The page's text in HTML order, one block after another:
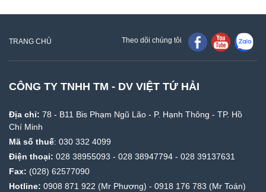
TRANG CHỦ Theo dõi chúng tôi
CÔNG TY TNHH TM - DV VIỆT TỨ HẢI
Địa chỉ: 78 - B11 Bis Phạm Ngũ Lão - P. Hạnh Thông - TP. Hồ
Chí Minh
Mã số thuế: 030 332 4099
Điện thoại: 028 38955093 - 028 38947794 - 028 39137631
Fax: (028) 62577090
Hotline: 0908 871 922 (Mr Phương) - 0918 176 783 (Mr Toán)